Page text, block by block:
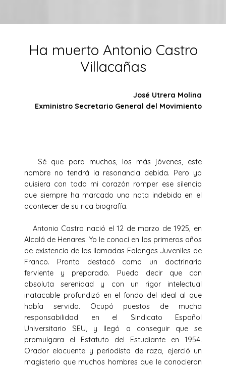
Ha muerto Antonio Castro
Villacañas
José Utrera Molina
Exministro Secretario General del Movimiento
Sé que para muchos, los más jóvenes, este
nombre no tendrá la resonancia debida. Pero yo
quisiera con todo mi corazón romper ese silencio
que siempre ha marcado una nota indebida en el
acontecer de su rica biografía.
Antonio Castro nació el 12 de marzo de 1925, en
Alcalá de Henares. Yo le conocí en los primeros años
de existencia de las llamadas Falanges Juveniles de
Franco. Pronto destacó como un doctrinario
ferviente y preparado. Puedo decir que con
absoluta serenidad y con un rigor intelectual
inatacable profundizó en el fondo del ideal al que
había servido. Ocupó puestos de mucha
responsabilidad en el Sindicato Español
Universitario SEU, y llegó a conseguir que se
promulgara el Estatuto del Estudiante en 1954.
Orador elocuente y periodista de raza, ejerció un
magisterio que muchos hombres que le conocieron